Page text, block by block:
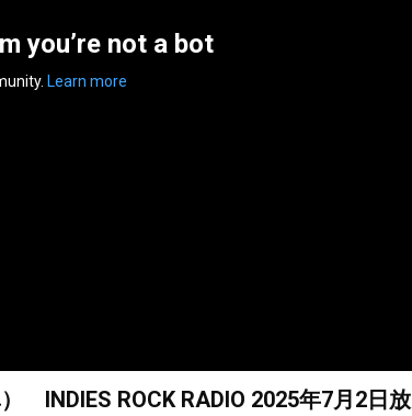
you’re not a bot
Learn more
INDIES ROCK RADIO 2025年7月2日放